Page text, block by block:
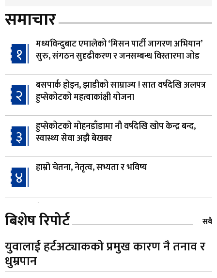
समाचार
१
मध्यविन्दुबाट एमालेको ‘मिसन पार्टी जागरण अभियान’
सुरु, संगठन सुदृढीकरण र जनसम्बन्ध विस्तारमा जोड
२
बसपार्क होइन, झाडीको साम्राज्य ! सात वर्षदेखि अलपत्र
हुप्सेकोटको महत्वाकांक्षी योजना
३
हुप्सेकोटको मोहनडाँडामा नौ वर्षदेखि खोप केन्द्र बन्द,
स्वास्थ्य सेवा अझै बेखबर
४ हाम्रो चेतना, नेतृत्व, सभ्यता र भविष्य
५
गैँडाको आतंकः बगुवनमा किसानको धानबाली नष्ट,
क्षतिपूर्तिको माग
६
स्थापनाको एक दशकपछि विनयी त्रिवेणीको आफ्नै
प्रशासकीय भवनको शिलान्यास
बिशेष रिपोर्ट सबै
युवालाई हर्टअट्याकको प्रमुख कारण नै तनाव र
धुम्रपान